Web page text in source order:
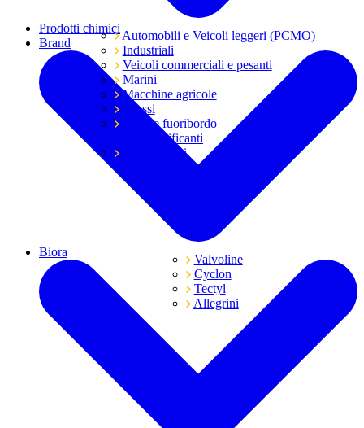
Automobili e Veicoli leggeri (PCMO)
Industriali
Veicoli commerciali e pesanti
Marini
Macchine agricole
Grassi
Moto e fuoribordo
Tutti i lubrificanti
Trasmissioni
Prodotti chimici
Brand
Valvoline
Cyclon
Tectyl
Allegrini
Biora